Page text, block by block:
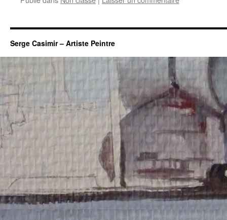
Serge Casimir – Artiste Peintre